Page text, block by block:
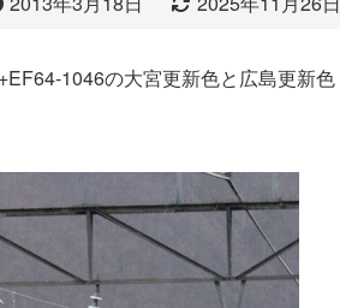
1046の大宮更新色と広島更新色